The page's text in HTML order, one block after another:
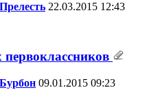
Прелесть 22.03.2015 12:43
Бурбон 09.01.2015 09:23